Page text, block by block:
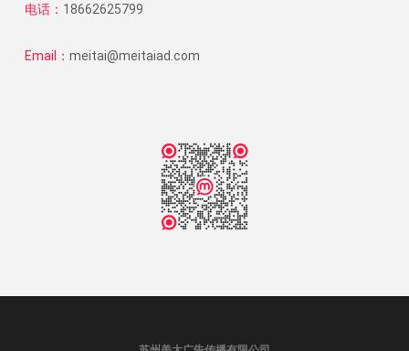
电话： 18662625799
Email： meitai@meitaiad.com